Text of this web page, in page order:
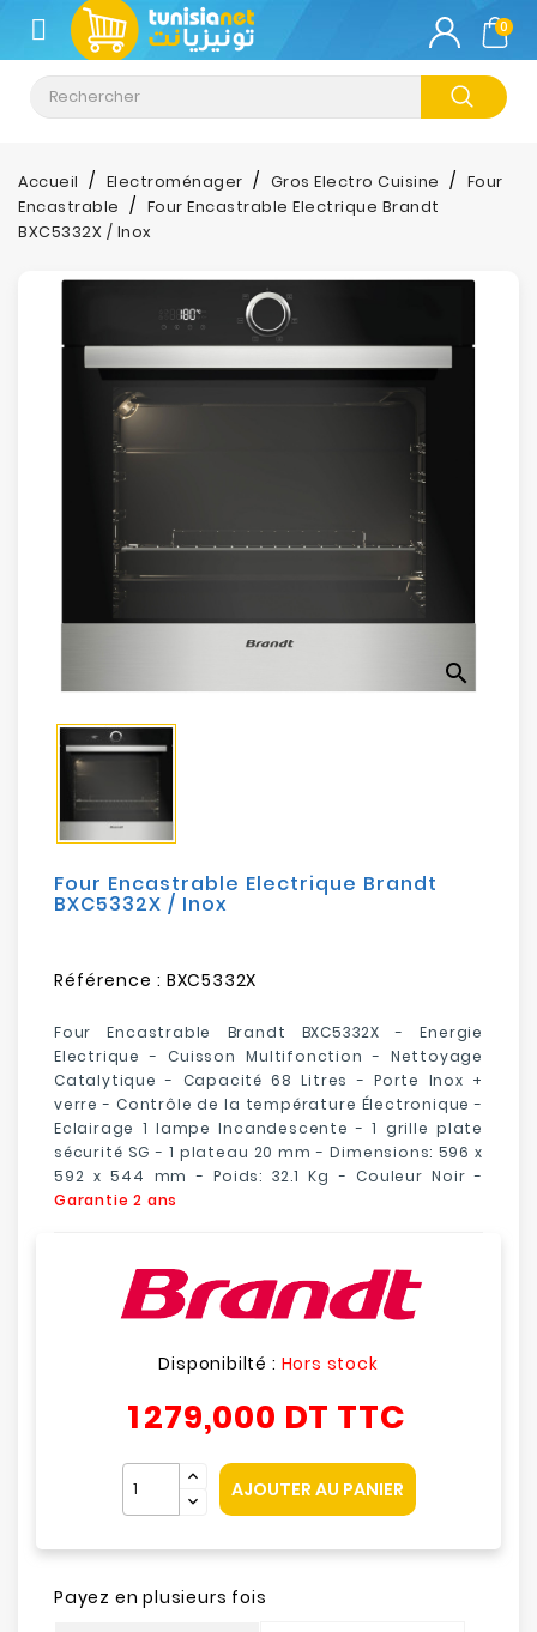
CATÉGORIE
Climatisation
Informatique
Téléphonie
Tablette
Electroménager
Bureautique
Sécurité
Mobilités
Loisirs
0
Accueil Electroménager Gros Electro Cuisine
Four
Encastrable
Four Encastrable Electrique Brandt
BXC5332X / Inox
search
Four Encastrable Electrique Brandt
BXC5332X / Inox
Référence : BXC5332X
Four Encastrable Brandt BXC5332X - Energie
Electrique - Cuisson Multifonction - Nettoyage
Catalytique - Capacité 68 Litres - Porte Inox +
verre - Contrôle de la température Électronique -
Eclairage 1 lampe Incandescente - 1 grille plate
sécurité SG - 1 plateau 20 mm - Dimensions: 596 x
592 x 544 mm - Poids: 32.1 Kg - Couleur Noir -
Garantie 2 ans
Disponibilté : Hors stock
1 279,000 DT TTC
AJOUTER AU PANIER
Payez en plusieurs fois